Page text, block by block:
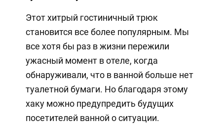
Этот хитрый гостиничный трюк
становится все более популярным. Мы
все хотя бы раз в жизни пережили
ужасный момент в отеле, когда
обнаруживали, что в ванной больше нет
туалетной бумаги. Но благодаря этому
хаку можно предупредить будущих
посетителей ванной о ситуации.